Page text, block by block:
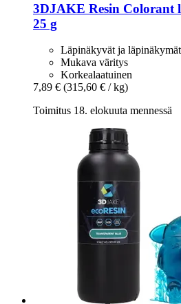
3DJAKE Resin Colorant
25 g
Läpinäkyvät ja
Mukava väritys
Korkealaatuinen
7,89 € (315,60 € / kg)
Toimitus 18. elokuuta mennessä